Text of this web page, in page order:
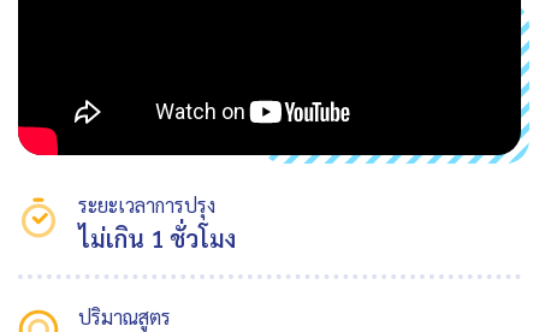
ระยะเวลาการปรุง
ไม่เกิน 1 ชั่วโมง
ปริมาณสูตร